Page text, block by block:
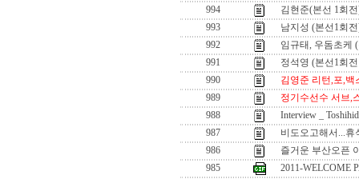
994
김현준(본선 1회
993
남지성 (본선1회
992
임규태, 우돔초케
991
정석영 (본선1회
990
김영준 리턴,포,
989
정기수선수 서브,
988
Interview _
987
비도오고해서...휴
986
즐거운 부산오픈
985
2011-WELCOME